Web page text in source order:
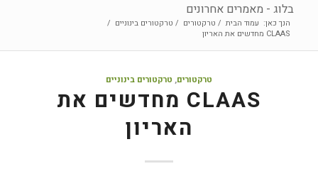
בלוג - מאמרים אחרונים
הנך כאן: עמוד הבית / טרקטורים / טרקטורים בינוניים /
CLAAS מחדשים את האריון
טרקטורים, טרקטורים בינוניים
CLAAS מחדשים את
האריון